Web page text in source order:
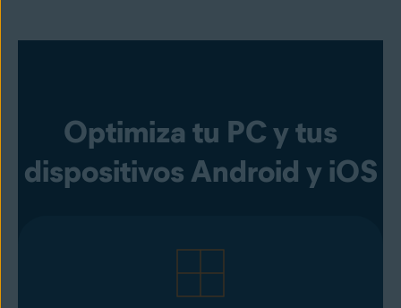
Optimiza tu PC y tus
dispositivos Android y iOS